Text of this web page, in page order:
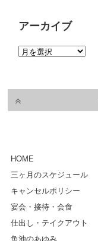
アーカイブ
HOME
三ヶ月のスケジュール
キャンセルポリシー
宴会・接待・会食
仕出し・テイクアウト
魚池のあゆみ